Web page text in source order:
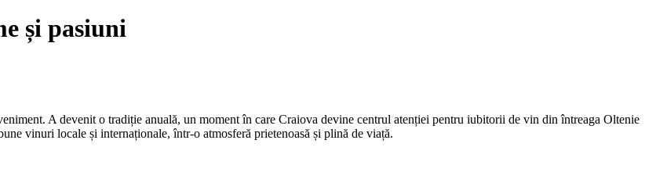
și pasiuni
A devenit o tradiție anuală, un moment în care Craiova devine centrul atenției pentru iubitorii de vin din întreaga Oltenie
vinuri locale și internaționale, într-o atmosferă prietenoasă și plină de viață.